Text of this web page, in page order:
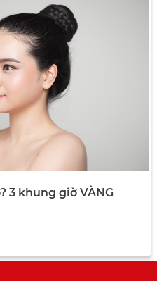
3 khung giờ VÀNG